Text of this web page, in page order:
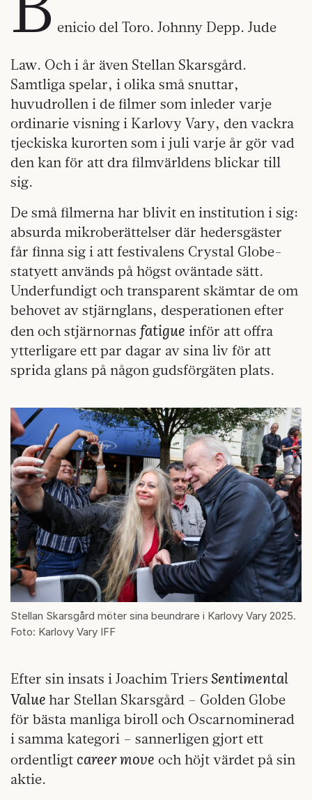
enicio del Toro. Johnny Depp. Jude
Law. Och i år även Stellan Skarsgård.
Samtliga spelar, i olika små snuttar,
huvudrollen i de filmer som inleder varje
ordinarie visning i Karlovy Vary, den vackra
tjeckiska kurorten som i juli varje år gör vad
den kan för att dra filmvärldens blickar till
sig.
De små filmerna har blivit en institution i sig:
absurda mikroberättelser där hedersgäster
får finna sig i att festivalens Crystal Globe-
statyett används på högst oväntade sätt.
Underfundigt och transparent skämtar de om
behovet av stjärnglans, desperationen efter
den och stjärnornas fatigue inför att offra
ytterligare ett par dagar av sina liv för att
sprida glans på någon gudsförgäten plats.
Stellan Skarsgård möter sina beundrare i Karlovy Vary 2025.
Foto: Karlovy Vary IFF
Efter sin insats i Joachim Triers Sentimental
Value har Stellan Skarsgård – Golden Globe
för bästa manliga biroll och Oscarnominerad
i samma kategori – sannerligen gjort ett
ordentligt career move och höjt värdet på sin
aktie.